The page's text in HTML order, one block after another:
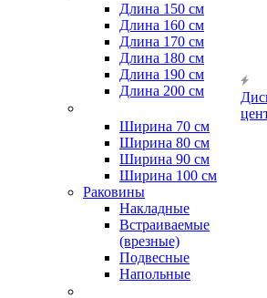
Длина 150 см
Длина 160 см
Длина 170 см
Длина 180 см
Длина 190 см
Длина 200 см
Ширина 70 см
Ширина 80 см
Ширина 90 см
Ширина 100 см
Раковины
Накладные
Встраиваемые
(врезные)
Подвесные
Напольные